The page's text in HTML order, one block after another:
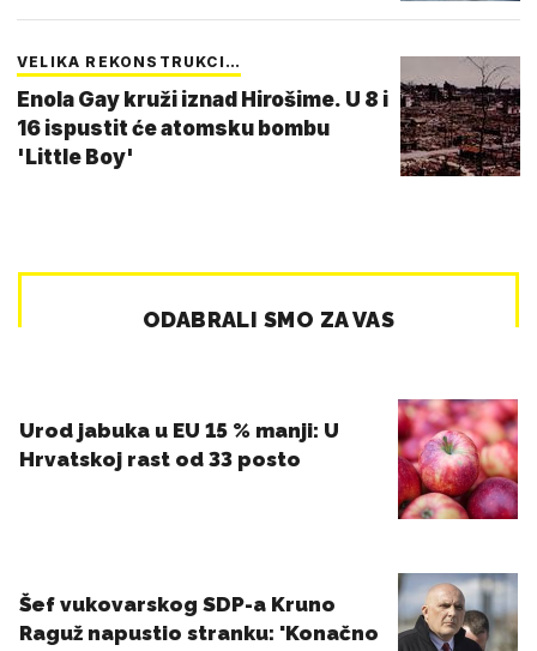
VELIKA REKONSTRUKCI…
Enola Gay kruži iznad Hirošime. U 8 i
16 ispustit će atomsku bombu
'Little Boy'